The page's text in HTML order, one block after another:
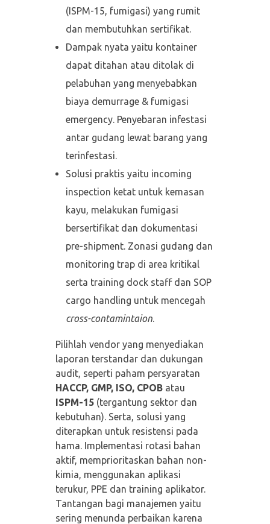
(ISPM-15, fumigasi) yang rumit
dan membutuhkan sertifikat.
Dampak nyata yaitu kontainer
dapat ditahan atau ditolak di
pelabuhan yang menyebabkan
biaya demurrage & fumigasi
emergency. Penyebaran infestasi
antar gudang lewat barang yang
terinfestasi.
Solusi praktis yaitu incoming
inspection ketat untuk kemasan
kayu, melakukan fumigasi
bersertifikat dan dokumentasi
pre-shipment. Zonasi gudang dan
monitoring trap di area kritikal
serta training dock staff dan SOP
cargo handling untuk mencegah
cross-contamintaion
Pilihlah vendor yang menyediakan
laporan terstandar dan dukungan
audit, seperti paham persyaratan
HACCP, GMP, ISO, CPOB atau
ISPM-15(tergantung sektor dan
kebutuhan). Serta, solusi yang
diterapkan untuk resistensi pada
hama. Implementasi rotasi bahan
aktif, memprioritaskan bahan non-
kimia, menggunakan aplikasi
terukur, PPE dan training aplikator.
Tantangan bagi manajemen yaitu
sering menunda perbaikan karena